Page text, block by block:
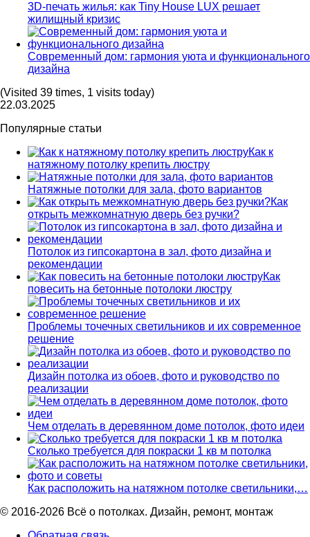
3D-печать жилья: как Tiny House LUX решает
жилищный кризис
Современный дом: гармония уюта и функционального
дизайна
(Visited 39 times, 1 visits today)
22.03.2025
Популярные статьи
Как к
натяжному потолку крепить люстру
Натяжные потолки для зала, фото вариантов
Как
открыть межкомнатную дверь без ручки?
Потолок из гипсокартона в зал, фото дизайна и
рекомендации
Как
повесить на бетонные потолоки люстру
Проблемы точечных светильников и их современное
решение
Дизайн потолка из обоев, фото и руководство по
реализации
Чем отделать в деревянном доме потолок, фото идеи
Сколько требуется для покраски 1 кв м потолка
Как расположить на натяжном потолке светильники,…
© 2016-2026 Всё о потолках. Дизайн, ремонт, монтаж